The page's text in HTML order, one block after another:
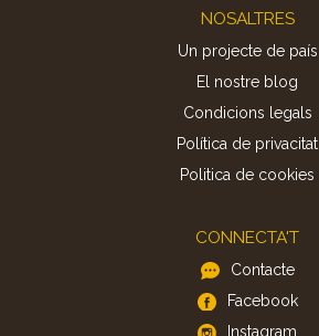
NOSALTRES
Un projecte de país
El nostre blog
Condicions legals
Política de privacitat
Politica de cookies
CONNECTA'T
Contacte
Facebook
Instagram